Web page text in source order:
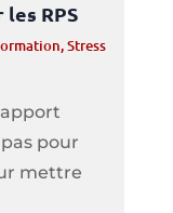
RPS
,Stress
pour
mettre